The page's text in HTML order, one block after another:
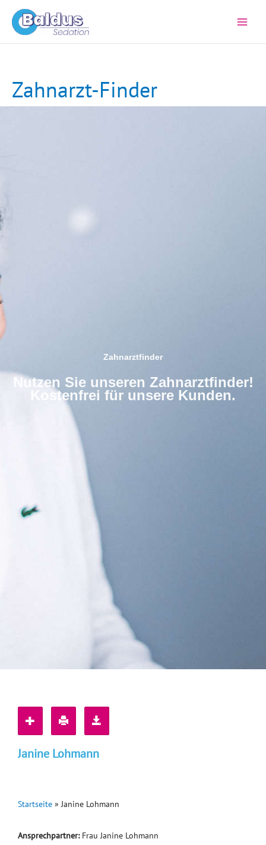
Inhalt
springen
Zahnarzt-Finder
Zahnarztfinder
Nutzen Sie unseren Zahnarztfinder!
Kostenfrei für unsere Kunden.
Janine Lohmann
Startseite »Janine Lohmann
Ansprechpartner: Frau Janine Lohmann